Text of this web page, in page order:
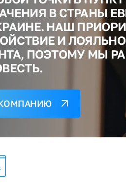
В СТРАНЫ
НАШ
И
ПОЭТОМУ МЫ